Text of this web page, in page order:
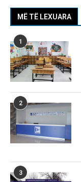
MË TË LEXUARA
1
2
3